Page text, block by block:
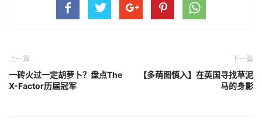
上一篇
一砖火过一定胡萝卜？盘点The
X-Factor历届冠军
下一篇
【多萌图慎入】在英国寻找草泥
马的身影